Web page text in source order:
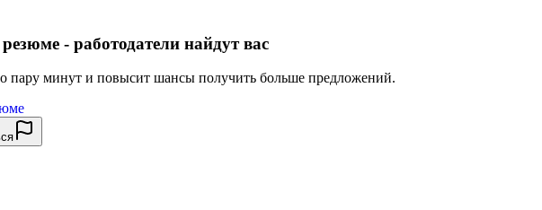
резюме - работодатели найдут вас
пару минут и повысит шансы получить больше предложений.